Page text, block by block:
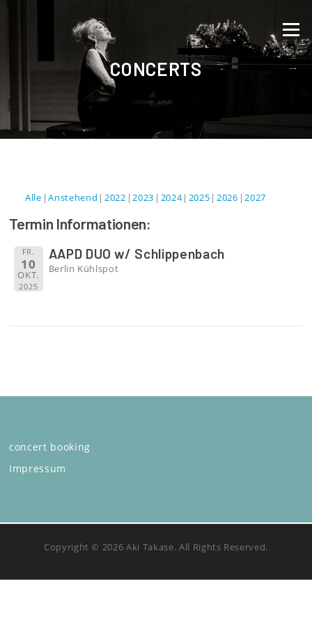
Menü
CONCERTS
Alle Anstehend 2022 2023 2024 2025 2026 2027
Termin Informationen:
FR.
10
OKT.
2025
AAPD DUO w/ Schlippenbach
Berlin Kühlspot
concert booking
Impressum
Copyright © 2026 Aki Takase. All Rights Reserved.